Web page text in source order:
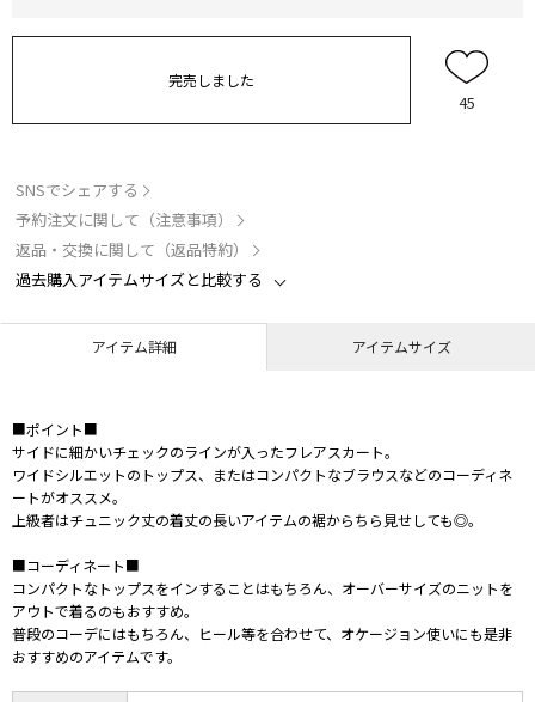
完売しました
45
SNSでシェアする
予約注文に関して（注意事項）
返品・交換に関して（返品特約）
過去購入アイテムサイズと比較する
アイテム詳細 アイテムサイズ
■ポイント■
サイドに細かいチェックのラインが入ったフレアスカート。
ワイドシルエットのトップス、またはコンパクトなブラウスなどのコーディネ
ートがオススメ。
上級者はチュニック丈の着丈の長いアイテムの裾からちら見せしても◎。
■コーディネート■
コンパクトなトップスをインすることはもちろん、オーバーサイズのニットを
アウトで着るのもおすすめ。
普段のコーデにはもちろん、ヒール等を合わせて、オケージョン使いにも是非
おすすめのアイテムです。